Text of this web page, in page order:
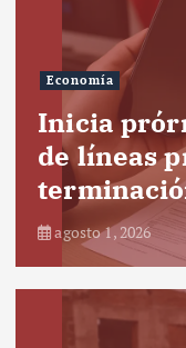
Economía
Inicia
de líneas
agosto 1, 2026